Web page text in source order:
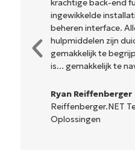
krachtige back-end
ingewikkelde
beheren interface.
hulpmiddelen zijn
gemakkelijk te
is... gemakkelijk te
Ryan Reiffenberger
Reiffenberger.NET
Oplossingen